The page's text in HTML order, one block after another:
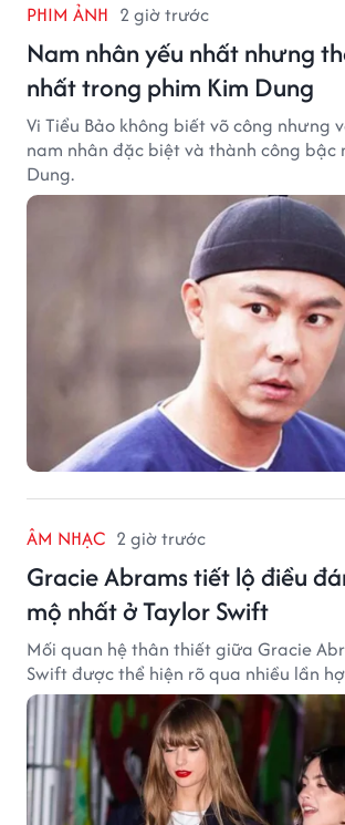
PHIM ẢNH 2 giờ trước
Nam nhân yếu nhất nhưng
nhất trong phim Kim Dung
Vi Tiểu Bảo không biết võ công nhưng
nam nhân đặc biệt và thành công bậc
Dung.
ÂM NHẠC 2 giờ trước
Gracie Abrams tiết lộ điều
mộ nhất ở Taylor Swift
Mối quan hệ thân thiết giữa Gracie
Swift được thể hiện rõ qua nhiều lần